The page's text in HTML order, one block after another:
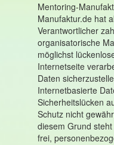
Mentoring-
Manufaktur.de hat
Verantwortlicher
organisatorische
möglichst
Internetseite
Daten
Internetbasierte
Sicherheitslücken
Schutz nicht
diesem Grund
frei,